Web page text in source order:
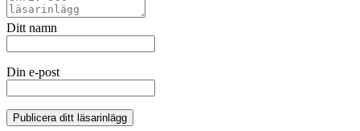
Ditt namn
Din e-post
Publicera ditt läsarinlägg